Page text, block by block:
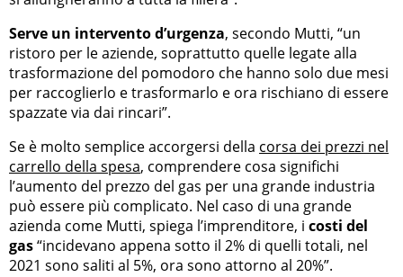
Serve un intervento d’urgenza, secondo Mutti, “un
ristoro per le aziende, soprattutto quelle legate alla
trasformazione del pomodoro che hanno solo due mesi
per raccoglierlo e trasformarlo e ora rischiano di essere
spazzate via dai rincari”.
Se è molto semplice accorgersi della corsa dei prezzi nel
carrello della spesa, comprendere cosa significhi
l’aumento del prezzo del gas per una grande industria
può essere più complicato. Nel caso di una grande
azienda come Mutti, spiega l’imprenditore, i costi del
gas“incidevano appena sotto il 2% di quelli totali, nel
2021 sono saliti al 5%, ora sono attorno al 20%”.